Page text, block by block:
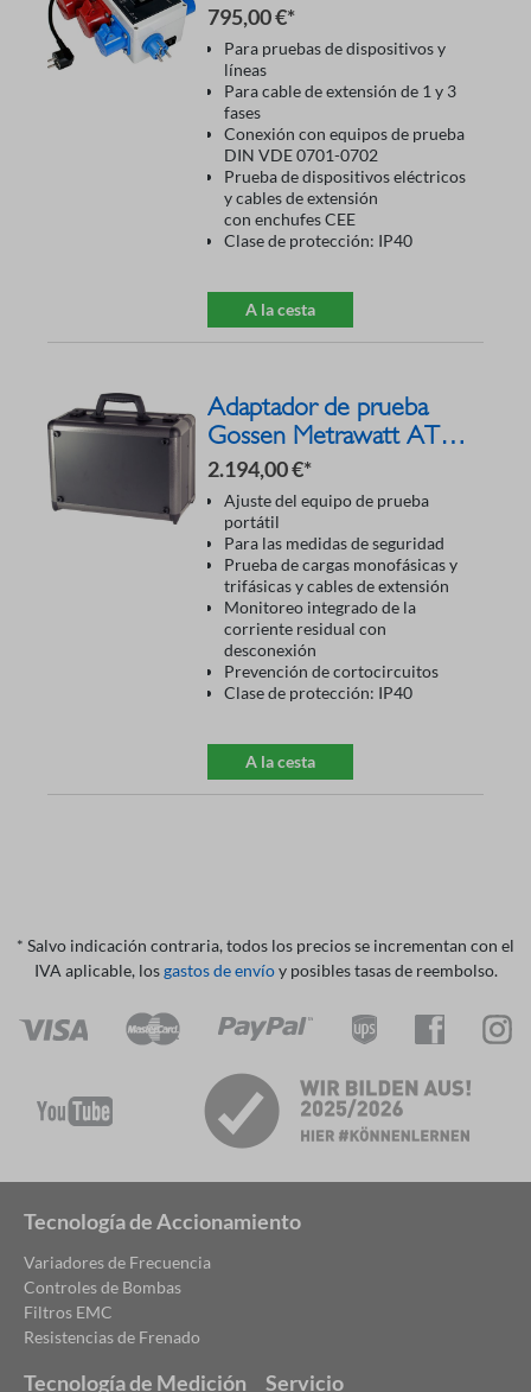
795,00 €*
Para pruebas de dispositivos y
líneas
Para cable de extensión de 1 y 3
fases
Conexión con equipos de prueba
DIN VDE 0701-0702
Prueba de dispositivos eléctricos
y cables de extensión
con enchufes CEE
Clase de protección: IP40
A la cesta
Adaptador de prueba
Gossen Metrawatt AT 3-
III-E Z745S
2.194,00 €*
Ajuste del equipo de prueba
portátil
Para las medidas de seguridad
Prueba de cargas monofásicas y
trifásicas y cables de extensión
Monitoreo integrado de la
corriente residual con
desconexión
Prevención de cortocircuitos
Clase de protección: IP40
A la cesta
* Salvo indicación contraria, todos los precios se incrementan con el
IVA aplicable, losgastos de envíoy posibles tasas de reembolso.
Tecnología de Accionamiento
Variadores de Frecuencia
Controles de Bombas
Filtros EMC
Resistencias de Frenado
Tecnología de Medición Servicio